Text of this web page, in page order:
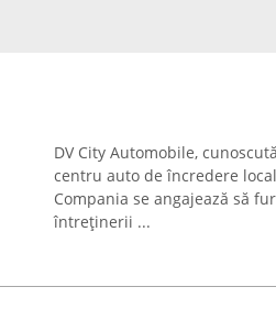
DV City Automobile,
centru auto de încredere
Compania se angajează să
întreținerii ...